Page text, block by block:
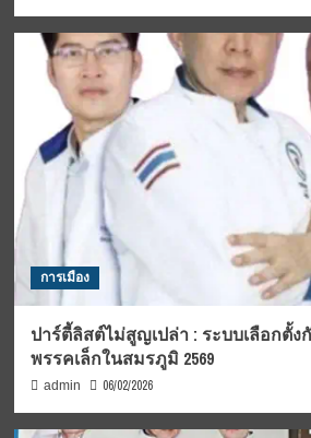
การเมือง
ปาร์ตี้ลิสต์ไม่สูญเปล่า : ระบบเลือกตั้ง
พรรคเล็กในสมรภูมิ 2569
admin 06/02/2026